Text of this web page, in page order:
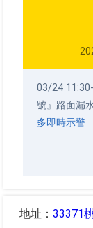
03/24
號』路面漏
多即時示警
地址： 33371